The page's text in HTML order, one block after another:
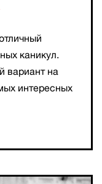
каникул.
вариант на
интересных